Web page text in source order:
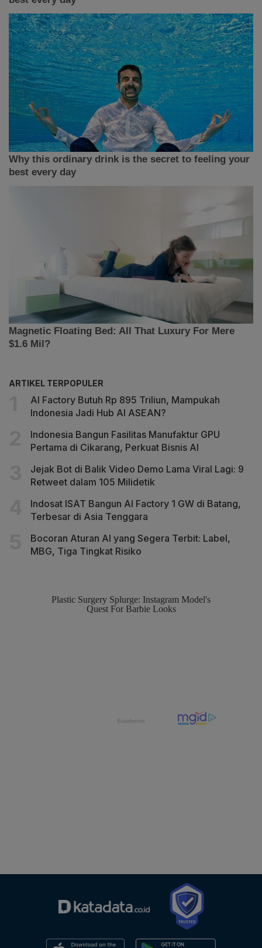
ARTIKEL TERPOPULER
AI Factory Butuh Rp 895 Triliun, Mampukah
Indonesia Jadi Hub AI ASEAN?
Indonesia Bangun Fasilitas Manufaktur GPU
Pertama di Cikarang, Perkuat Bisnis AI
Jejak Bot di Balik Video Demo Lama Viral Lagi: 9
Retweet dalam 105 Milidetik
Indosat ISAT Bangun AI Factory 1 GW di Batang,
Terbesar di Asia Tenggara
Bocoran Aturan AI yang Segera Terbit: Label,
MBG, Tiga Tingkat Risiko